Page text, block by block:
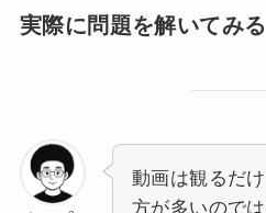
実際に問題を解いてみる
動画は観るだ
方が多いので